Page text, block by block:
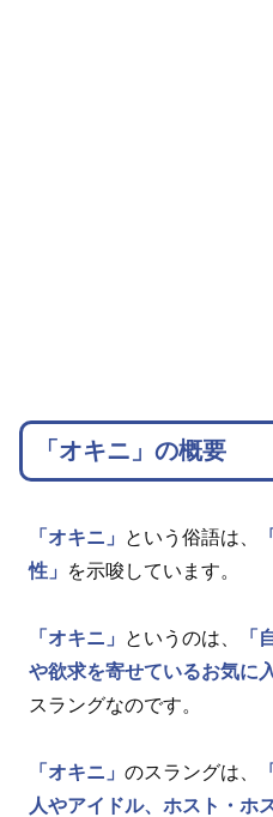
「オキニ」の概要
「オキニ」 という俗語は、
性」
を示唆しています。
「オキニ」 というのは、
「
や欲求を寄せているお気に
スラングなのです。
「オキニ」 のスラングは、
人やアイドル、ホスト・ホ